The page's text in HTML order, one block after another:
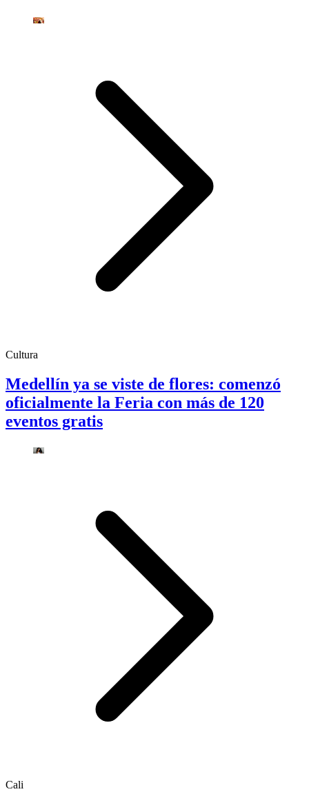
Cultura
Medellín ya se viste de flores: comenzó
oficialmente la Feria con más de 120
eventos gratis
Cali